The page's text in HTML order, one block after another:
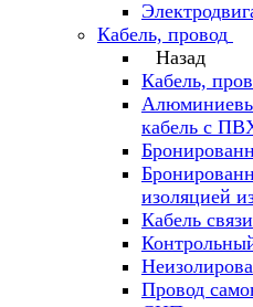
Кабель, провод
Назад
Кабель,
кабель с
изоляцией
Кабель связи
Провод